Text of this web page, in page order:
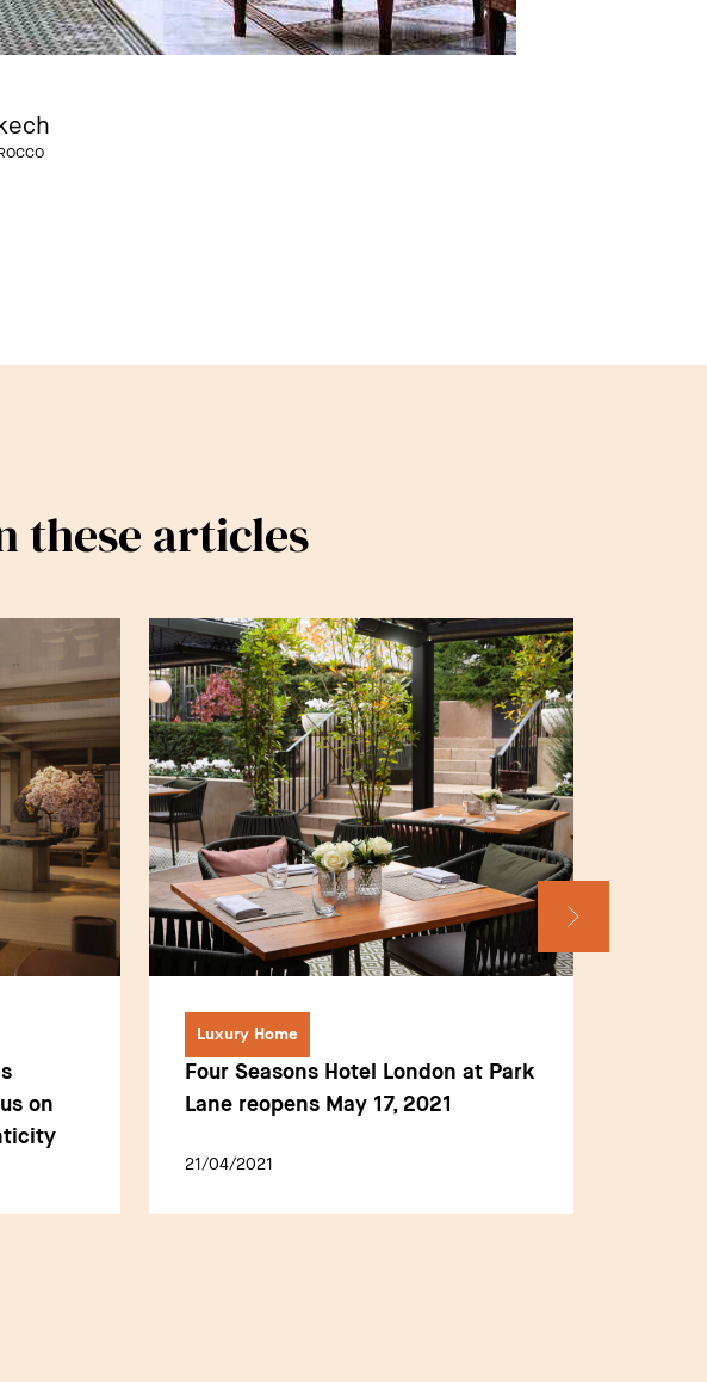
these articles
on
Luxury Home
Four Seasons Hotel London at Park
Lane reopens May 17, 2021
21/04/2021